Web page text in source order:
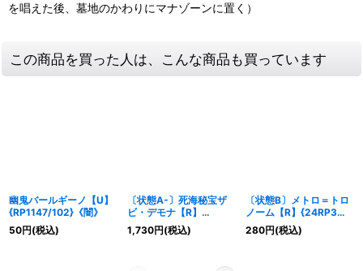
を唱えた後、墓地のかわりにマナゾーンに置く）
この商品を買った人は、こんな商品も買っています
幽鬼バールギーノ【U】
{RP1147/102}《闇》
50円(税込)
〔状態A-〕死海秘宝ザ
ビ・デモナ【R】
{DMR0126/110}《闇》
1,730円(税込)
〔状態B〕メトロ＝トロ
ノーム【R】{24RP3秘
19/秘24}《闇》
280円(税込)